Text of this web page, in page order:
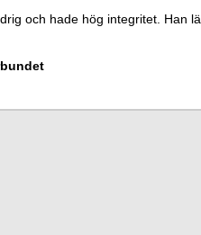
och hade hög integritet. Han